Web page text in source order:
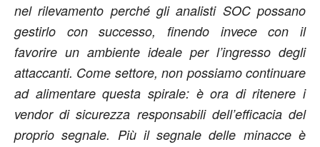
nel rilevamento perché gli analisti SOC possano
gestirlo con successo, finendo invece con il
favorire un ambiente ideale per l’ingresso degli
attaccanti. Come settore, non possiamo continuare
ad alimentare questa spirale: è ora di ritenere i
vendor di sicurezza responsabili dell’efficacia del
proprio segnale. Più il segnale delle minacce è